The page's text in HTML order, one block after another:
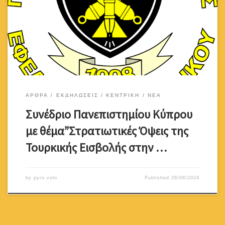
Επίτιμου Προέδρου του Συνδέσμου μας στο Συνέδριο. Κυρίες &
Κύριε Καλησπέρα. Ο Παγκύπριος Σύνδεσμος Εφέδρων
Πυροβολικού ιδρύθηκε τον Απρίλιο του 1998 από ένα αριθμό
εφέδρων του Πυροβολικού […]
ΑΡΘΡΑ ΕΚΔΗΛΩΣΕΙΣ ΚΕΝΤΡΙΚΗ ΝΕΑ
Συνέδριο Πανεπιστημίου Κύπρου
με θέμα”Στρατιωτικές Όψεις της
Τουρκικής Εισβολής στην …
by pyro volo Published 28/08/2024